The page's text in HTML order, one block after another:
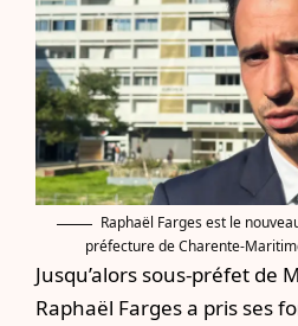
Raphaël Farges est le
préfecture de Charente-
Jusqu’alors sous-préfet de
Raphaël Farges a pris ses